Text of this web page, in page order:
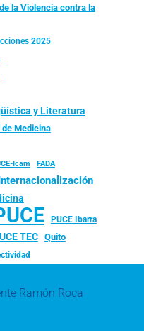
la Violencia contra la
2025
y Literatura
Medicina
Icam FADA
Internacionalización
PUCE Ibarra
TEC
Quito
Ramón Roca